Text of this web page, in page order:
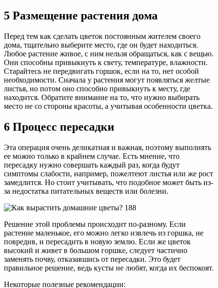
5 Размещение растения дома
Перед тем как сделать цветок постоянным жителем своего
дома, тщательно выберите место, где он будет находиться.
Любое растение живое, с ним нельзя обращаться, как с вещью.
Они способны привыкнуть к свету, температуре, влажности.
Старайтесь не передвигать горшок, если на то, нет особой
необходимости. Сначала у растения могут появляться желтые
листья, но потом оно способно привыкнуть к месту, где
находится. Обратите внимание на то, что нужно выбирать
место не со стороны красоты, а учитывая особенности цветка.
6 Процесс пересадки
Эта операция очень деликатная и важная, поэтому выполнять
ее можно только в крайнем случае. Есть мнение, что
пересадку нужно совершать каждый раз, когда будут
симптомы слабости, например, пожелтеют листья или же рост
замедлится. Но стоит учитывать, что подобное может быть из-
за недостатка питательных веществ или болезни.
Решение этой проблемы происходит по-разному. Если
растение маленькое, его можно легко извлечь из горшка, не
повредив, и пересадить в новую землю. Если же цветок
высокий и живет в большом горшке, следует частично
заменять почву, отказавшись от пересадки. Это будет
правильное решение, ведь кусты не любят, когда их беспокоят.
Некоторые полезные рекомендации: